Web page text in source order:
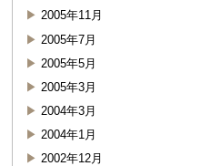
2005年11月
2005年7月
2005年5月
2005年3月
2004年3月
2004年1月
2002年12月